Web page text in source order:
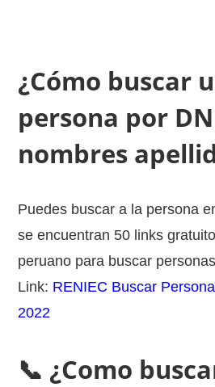
¿Cómo buscar
persona por
nombres
Puedes buscar a la persona
se encuentran 50 links
peruano para buscar
Link: RENIEC Buscar
2022
📞 ¿Como